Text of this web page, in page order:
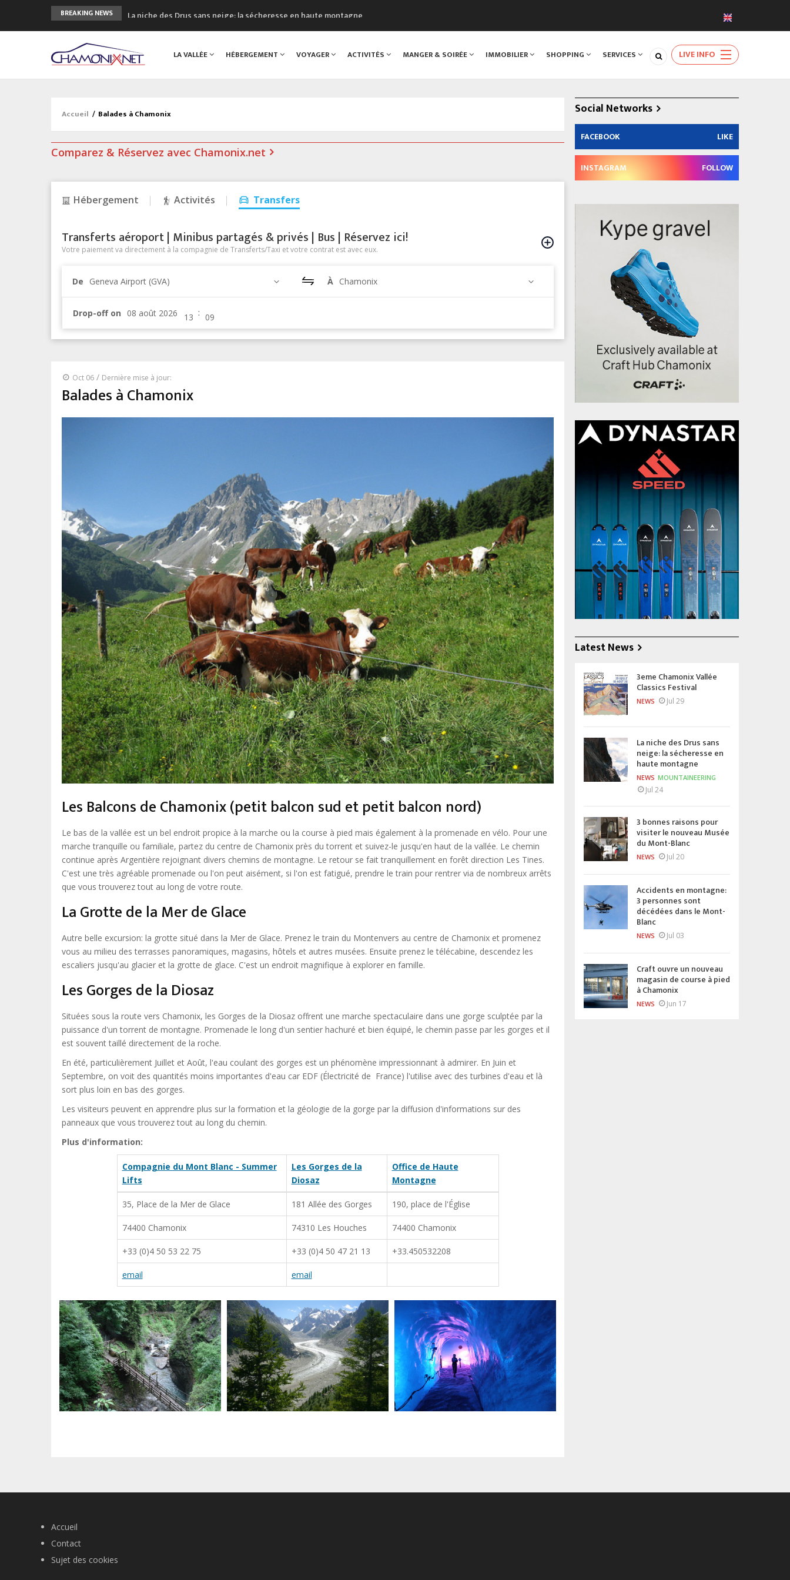
BREAKING NEWS
La niche des Drus sans neige: la sécheresse en haute montagne
Craft ouvre un nouveau magasin de course à pied à Chamonix
3eme Chamonix Vallée Classics Festival
LA VALLÉE HÉBERGEMENT VOYAGER ACTIVITÉS MANGER & SOIRÉE IMMOBILIER SHOPPING SERVICES LIVE INFO
Accueil / Balades à Chamonix
Comparez & Réservez avec Chamonix.net
Hébergement Activités Transfers
Transferts aéroport | Minibus partagés & privés | Bus | Réservez ici!
Votre paiement va directement à la compagnie de Transferts/Taxi et votre contrat est avec eux.
De Geneva Airport (GVA) À Chamonix
Drop-off on :
Oct 06 / Dernière mise à jour:
Balades à Chamonix
Les Balcons de Chamonix (petit balcon sud et petit balcon nord)
Le bas de la vallée est un bel endroit propice à la marche ou la course à pied mais également à la promenade en vélo. Pour une
marche tranquille ou familiale, partez du centre de Chamonix près du torrent et suivez-le jusqu'en haut de la vallée. Le chemin
continue après Argentière rejoignant divers chemins de montagne. Le retour se fait tranquillement en forêt direction Les Tines.
C'est une très agréable promenade ou l'on peut aisément, si l'on est fatigué, prendre le train pour rentrer via de nombreux arrêts
que vous trouverez tout au long de votre route.
La Grotte de la Mer de Glace
Autre belle excursion: la grotte situé dans la Mer de Glace. Prenez le train du Montenvers au centre de Chamonix et promenez
vous au milieu des terrasses panoramiques, magasins, hôtels et autres musées. Ensuite prenez le télécabine, descendez les
escaliers jusqu'au glacier et la grotte de glace. C'est un endroit magnifique à explorer en famille.
Les Gorges de la Diosaz
Situées sous la route vers Chamonix, les Gorges de la Diosaz offrent une marche spectaculaire dans une gorge sculptée par la
puissance d'un torrent de montagne. Promenade le long d'un sentier hachuré et bien équipé, le chemin passe par les gorges et il
est souvent taillé directement de la roche.
En été, particulièrement Juillet et Août, l'eau coulant des gorges est un phénomène impressionnant à admirer. En Juin et
Septembre, on voit des quantités moins importantes d'eau car EDF (Électricité de France) l'utilise avec des turbines d'eau et là
sort plus loin en bas des gorges.
Les visiteurs peuvent en apprendre plus sur la formation et la géologie de la gorge par la diffusion d'informations sur des
panneaux que vous trouverez tout au long du chemin.
Plus d'information:
Compagnie du Mont Blanc - Summer
Lifts
Les Gorges de la
Diosaz
Office de Haute
Montagne
35, Place de la Mer de Glace 181 Allée des Gorges 190, place de l'Église
74400 Chamonix 74310 Les Houches 74400 Chamonix
+33 (0)4 50 53 22 75 +33 (0)4 50 47 21 13 +33.450532208
email email
Social Networks
FACEBOOK LIKE
INSTAGRAM FOLLOW
Latest News
3eme Chamonix Vallée
Classics Festival
NEWS Jul 29
La niche des Drus sans
neige: la sécheresse en
haute montagne
NEWS MOUNTAINEERING
Jul 24
3 bonnes raisons pour
visiter le nouveau Musée
du Mont-Blanc
NEWS Jul 20
Accidents en montagne:
3 personnes sont
décédées dans le Mont-
Blanc
NEWS Jul 03
Craft ouvre un nouveau
magasin de course à pied
à Chamonix
NEWS Jun 17
Accueil
Contact
Sujet des cookies